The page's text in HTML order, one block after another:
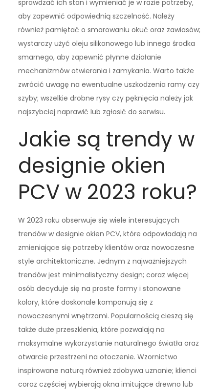
sprawdzać ich stan i wymieniać je w razie potrzeby,
aby zapewnić odpowiednią szczelność. Należy
również pamiętać o smarowaniu okuć oraz zawiasów;
wystarczy użyć oleju silikonowego lub innego środka
smarnego, aby zapewnić płynne działanie
mechanizmów otwierania i zamykania. Warto także
zwrócić uwagę na ewentualne uszkodzenia ramy czy
szyby; wszelkie drobne rysy czy pęknięcia należy jak
najszybciej naprawić lub zgłosić do serwisu.
Jakie są trendy w
designie okien
PCV w 2023 roku?
W 2023 roku obserwuje się wiele interesujących
trendów w designie okien PCV, które odpowiadają na
zmieniające się potrzeby klientów oraz nowoczesne
style architektoniczne. Jednym z najważniejszych
trendów jest minimalistyczny design; coraz więcej
osób decyduje się na proste formy i stonowane
kolory, które doskonale komponują się z
nowoczesnymi wnętrzami. Popularnością cieszą się
także duże przeszklenia, które pozwalają na
maksymalne wykorzystanie naturalnego światła oraz
otwarcie przestrzeni na otoczenie. Wzornictwo
inspirowane naturą również zdobywa uznanie; klienci
coraz częściej wybierają okna imitujące drewno lub